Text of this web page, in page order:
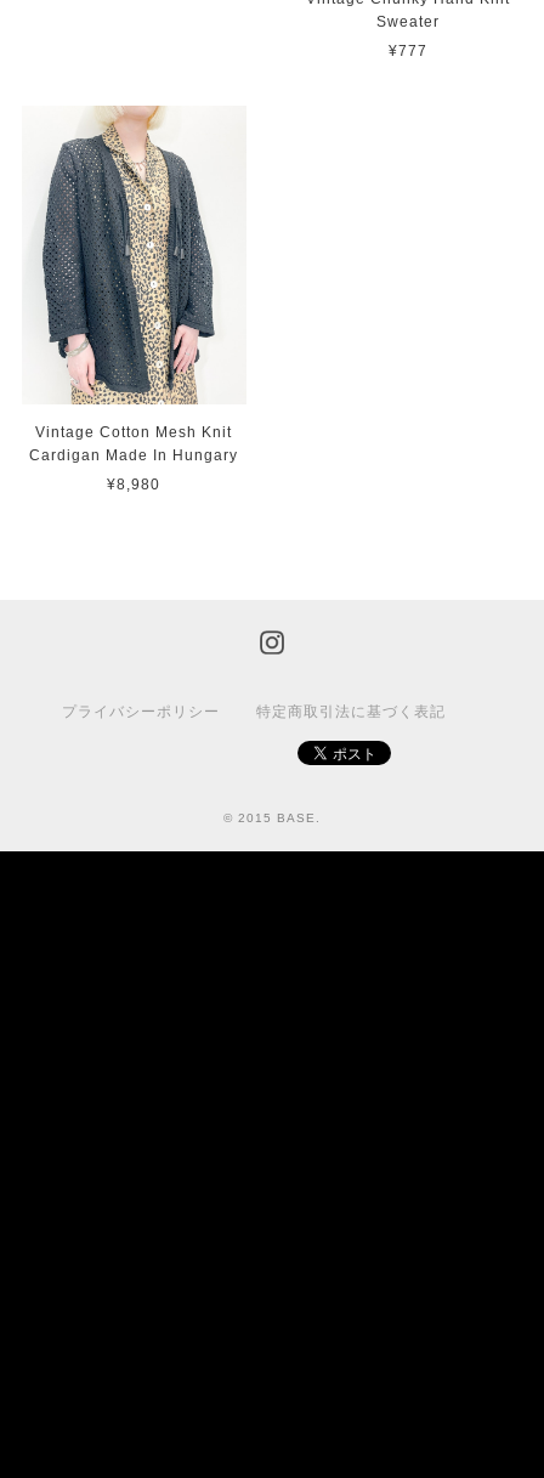
Sweater
¥777
Vintage Cotton Mesh Knit
Cardigan Made In Hungary
¥8,980
プライバシーポリシー 特定商取引法に基づく表記
© 2015 BASE.